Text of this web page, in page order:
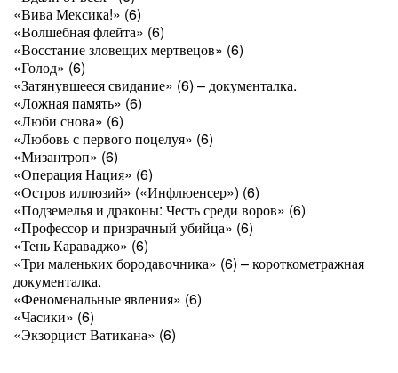
«Вива Мексика!» (6)
«Волшебная флейта» (6)
«Восстание зловещих мертвецов» (6)
«Голод» (6)
«Затянувшееся свидание» (6) – документалка.
«Ложная память» (6)
«Люби снова» (6)
«Любовь с первого поцелуя» (6)
«Мизантроп» (6)
«Операция Нация» (6)
«Остров иллюзий» («Инфлюенсер») (6)
«Подземелья и драконы: Честь среди воров» (6)
«Профессор и призрачный убийца» (6)
«Тень Караваджо» (6)
«Три маленьких бородавочника» (6) – короткометражная
документалка.
«Феноменальные явления» (6)
«Часики» (6)
«Экзорцист Ватикана» (6)